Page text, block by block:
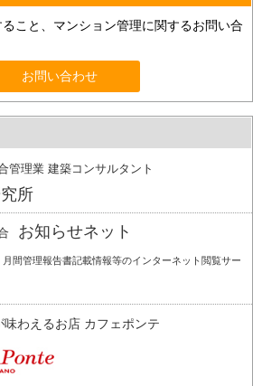
こと、マンション管理に関するお問い合
お問い合わせ
管理業 建築コンサルタント
所
お知らせネット
間管理報告書記載情報等のインターネット閲覧サー
わえるお店 カフェポンテ